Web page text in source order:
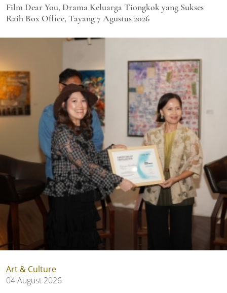
Film Dear You, Drama Keluarga Tiongkok yang Sukses
Raih Box Office, Tayang 7 Agustus 2026
Art & Culture
04 August 2026